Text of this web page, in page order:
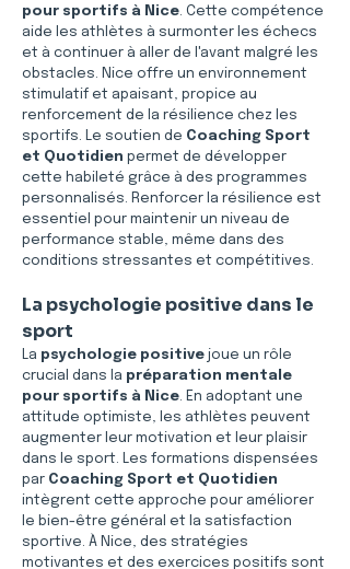
pour sportifs à Nice. Cette compétence
aide les athlètes à surmonter les échecs
et à continuer à aller de l'avant malgré les
obstacles. Nice offre un environnement
stimulatif et apaisant, propice au
renforcement de la résilience chez les
sportifs. Le soutien de Coaching Sport
et Quotidien permet de développer
cette habileté grâce à des programmes
personnalisés. Renforcer la résilience est
essentiel pour maintenir un niveau de
performance stable, même dans des
conditions stressantes et compétitives.
La psychologie positive dans le
sport
La psychologie positive joue un rôle
crucial dans la préparation mentale
pour sportifs à Nice. En adoptant une
attitude optimiste, les athlètes peuvent
augmenter leur motivation et leur plaisir
dans le sport. Les formations dispensées
par Coaching Sport et Quotidien
intègrent cette approche pour améliorer
le bien-être général et la satisfaction
sportive. À Nice, des stratégies
motivantes et des exercices positifs sont